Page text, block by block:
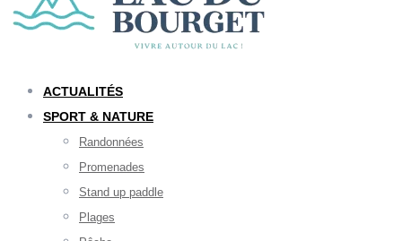
ACTUALITÉS
SPORT & NATURE
Randonnées
Promenades
Stand up paddle
Plages